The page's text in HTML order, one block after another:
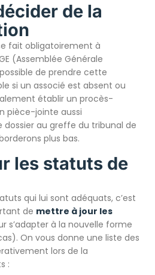
de la
fait obligatoirement à
(Assemblée Générale
de prendre cette
si un associé est absent ou
établir un procès-
pièce-jointe aussi
au greffe du tribunal de
plus bas.
les statuts de
qui lui sont adéquats, c’est
de mettre à jour les
s’adapter à la nouvelle forme
On vous donne une liste des
lors de la
: